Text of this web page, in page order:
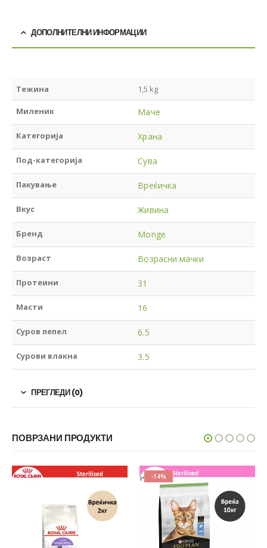
ДОПОЛНИТЕЛНИ ИНФОРМАЦИИ
Тежина 1,5 kg
Миленик Маче
Категорија Храна
Под-категорија Сува
Пакување Вреќичка
Вкус Живина
Бренд Monge
Возраст Возрасни мачки
Протеини 31
Масти 16
Суров пепел 6.5
Сурови влакна 3.5
ПРЕГЛЕДИ (0)
ПОВРЗАНИ ПРОДУКТИ
-14%